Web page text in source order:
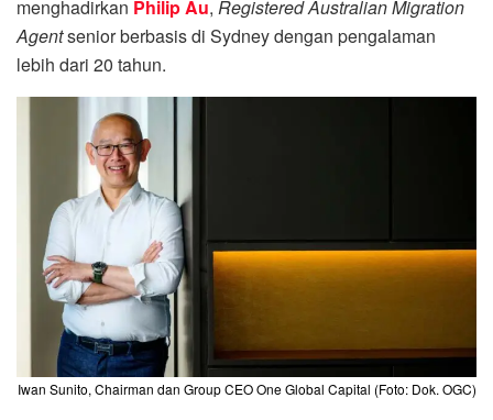
menghadirkan Philip Au, Registered Australian Migration
Agentsenior berbasis di Sydney dengan pengalaman
lebih dari 20 tahun.
Iwan Sunito, Chairman dan Group CEO One Global Capital (Foto: Dok. OGC)